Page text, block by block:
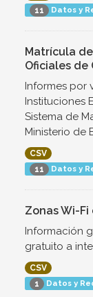
11 Datos y
Matrícula
Oficiales de
Informes por
Instituciones
Sistema de
Ministerio de
CSV
11 Datos y
Zonas Wi-Fi
Información
gratuito a
CSV
1 Datos y